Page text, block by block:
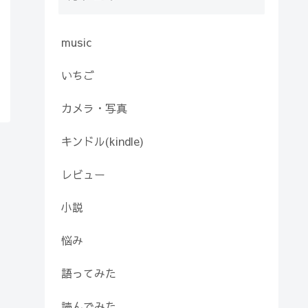
music
いちご
カメラ・写真
キンドル(kindle)
レビュー
小説
悩み
語ってみた